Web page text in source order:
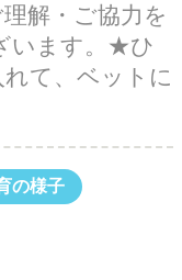
解・ご協力を
います。★ひ
て、ベットに
の様子